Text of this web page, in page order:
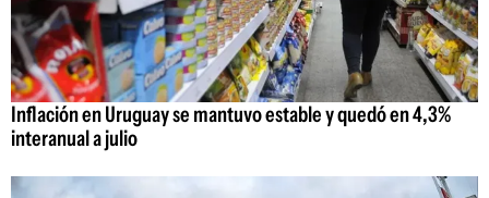
Inflación en Uruguay se mantuvo estable y quedó en 4,3%
interanual a julio